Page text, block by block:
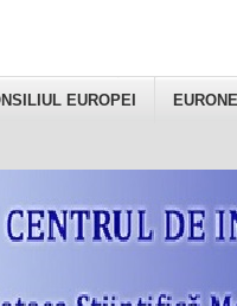
EUROPEI